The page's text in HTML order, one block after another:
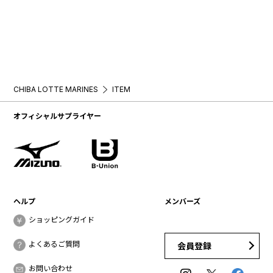
CHIBA LOTTE MARINES ITEM
オフィシャルサプライヤー
ヘルプ
ショッピングガイド
よくあるご質問
お問い合わせ
メンバーズ
会員登録